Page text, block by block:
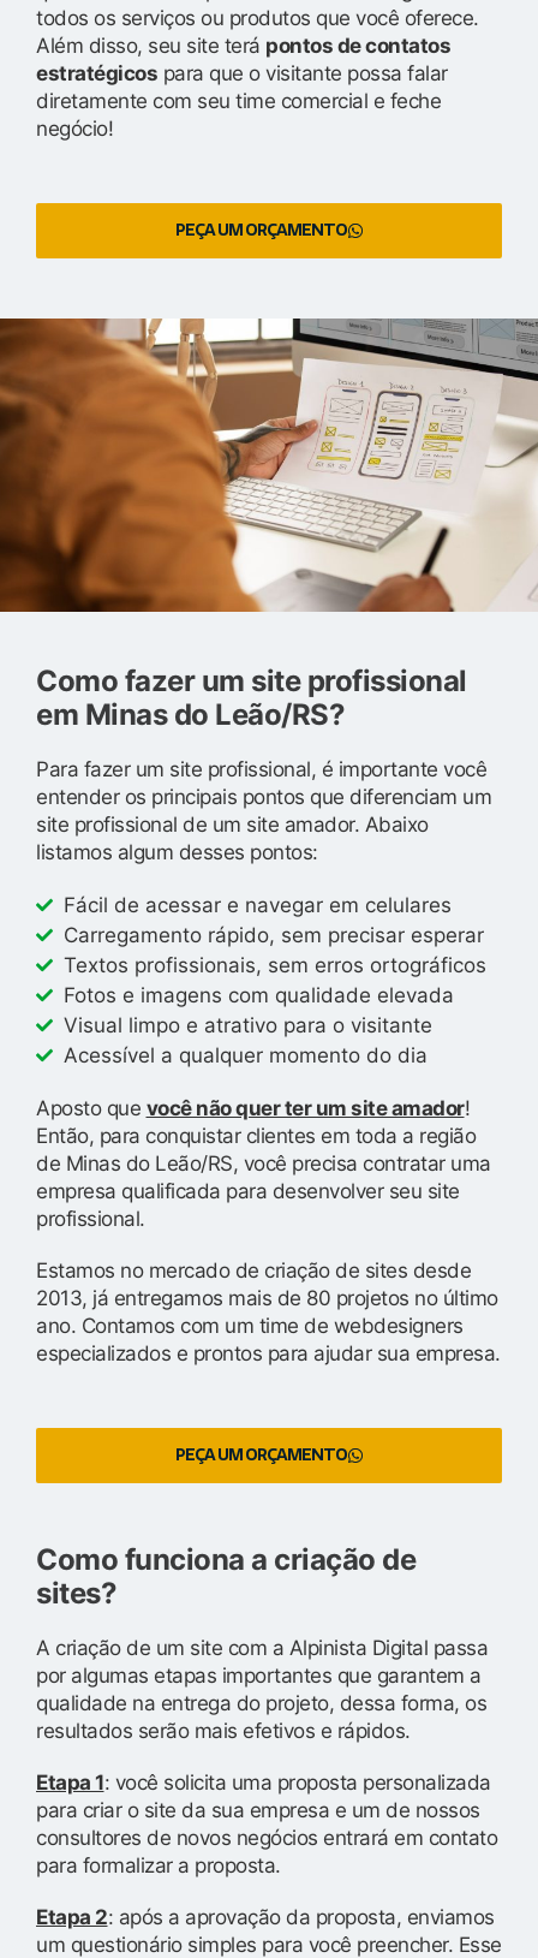
todos os serviços ou produtos que você oferece.
Além disso, seu site terá pontos de contatos
estratégicos para que o visitante possa falar
diretamente com seu time comercial e feche
negócio!
PEÇA UM ORÇAMENTO
Como fazer um site profissional
em Minas do Leão/RS?
Para fazer um site profissional, é importante você
entender os principais pontos que diferenciam um
site profissional de um site amador. Abaixo
listamos algum desses pontos:
Fácil de acessar e navegar em celulares
Carregamento rápido, sem precisar esperar
Textos profissionais, sem erros ortográficos
Fotos e imagens com qualidade elevada
Visual limpo e atrativo para o visitante
Acessível a qualquer momento do dia
Aposto que você não quer ter um site amador!
Então, para conquistar clientes em toda a região
de Minas do Leão/RS, você precisa contratar uma
empresa qualificada para desenvolver seu site
profissional.
Estamos no mercado de criação de sites desde
2013, já entregamos mais de 80 projetos no último
ano. Contamos com um time de webdesigners
especializados e prontos para ajudar sua empresa.
PEÇA UM ORÇAMENTO
Como funciona a criação de
sites?
A criação de um site com a Alpinista Digital passa
por algumas etapas importantes que garantem a
qualidade na entrega do projeto, dessa forma, os
resultados serão mais efetivos e rápidos.
Etapa 1: você solicita uma proposta personalizada
para criar o site da sua empresa e um de nossos
consultores de novos negócios entrará em contato
para formalizar a proposta.
Etapa 2: após a aprovação da proposta, enviamos
um questionário simples para você preencher. Esse